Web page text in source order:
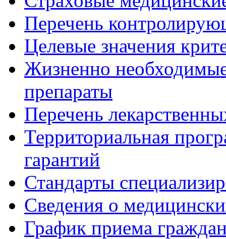
Перечень
Целевые значения
Жизненно
препараты
Перечень
Территориальная
гарантий
Стандарты
Сведения о
График приема